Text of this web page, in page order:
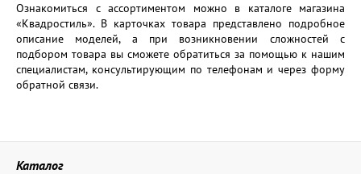
Ознакомиться с ассортиментом можно в каталоге магазина
«Квадростиль». В карточках товара представлено подробное
описание моделей, а при возникновении сложностей с
подбором товара вы сможете обратиться за помощью к нашим
специалистам, консультирующим по телефонам и через форму
обратной связи.
Каталог